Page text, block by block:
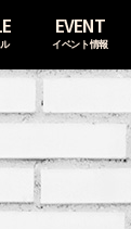
EVENT
イベント情報